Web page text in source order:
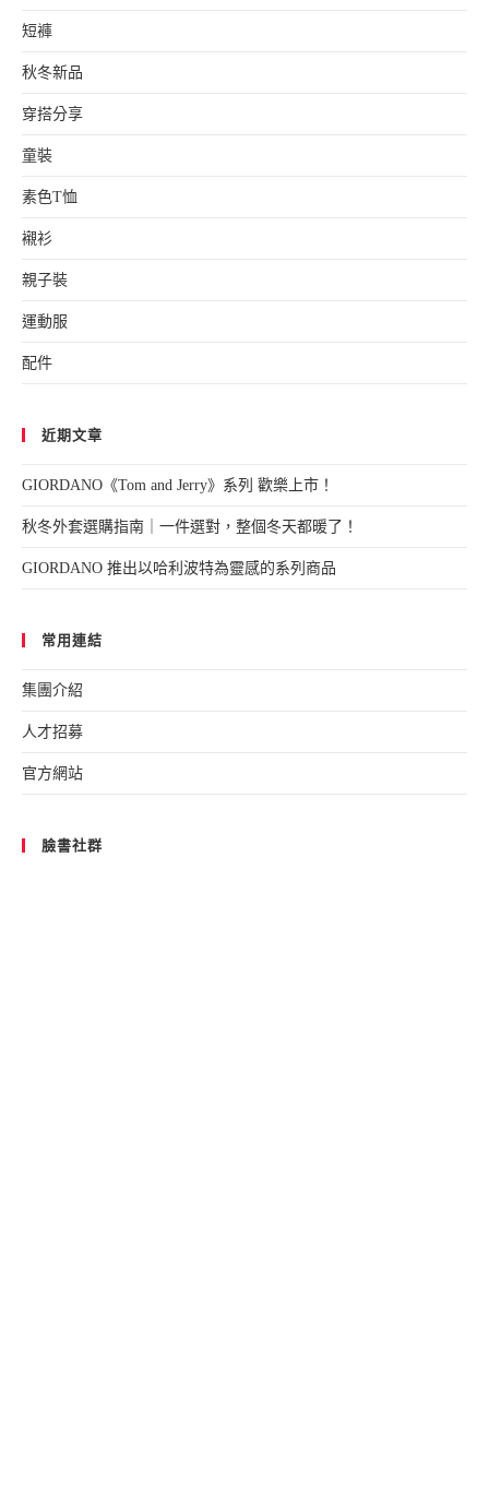
短褲
秋冬新品
穿搭分享
童裝
素色T恤
襯衫
親子裝
運動服
配件
近期文章
GIORDANO《Tom and Jerry》系列 歡樂上市！
秋冬外套選購指南｜一件選對，整個冬天都暖了！
GIORDANO 推出以哈利波特為靈感的系列商品
常用連結
集團介紹
人才招募
官方網站
臉書社群